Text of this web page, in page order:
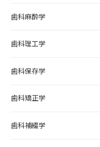
歯科麻酔学
歯科理工学
歯科保存学
歯科矯正学
歯科補綴学